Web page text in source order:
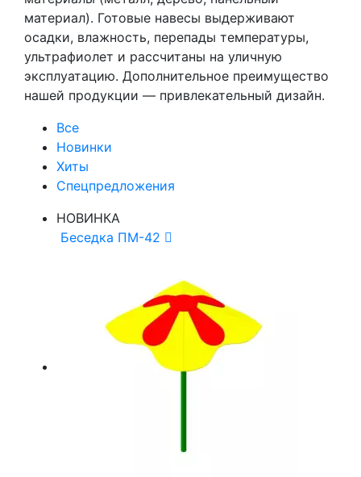
материал). Готовые навесы выдерживают
осадки, влажность, перепады температуры,
ультрафиолет и рассчитаны на уличную
эксплуатацию. Дополнительное преимущество
нашей продукции — привлекательный дизайн.
Все
Новинки
Хиты
Спецпредложения
НОВИНКА
Беседка ПМ-42